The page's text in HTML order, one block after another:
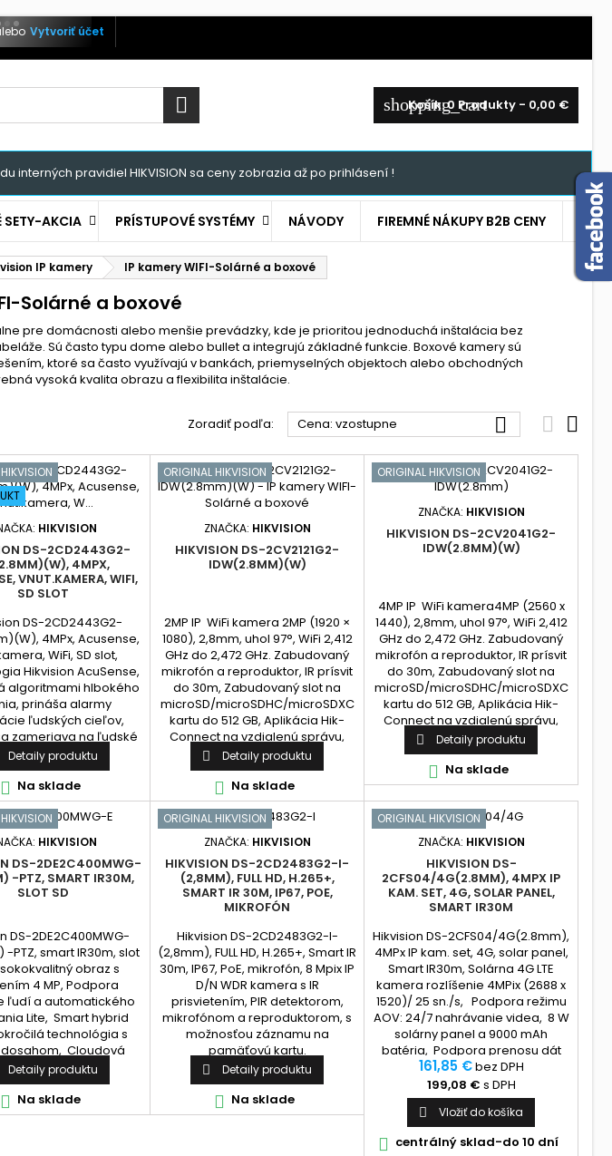
Vytvoriť účet
shopping_cart
Košík:0 Produkty - 0,00 €

interných pravidiel HIKVISION sa ceny zobrazia až po prihlásení !
SETY-AKCIA PRÍSTUPOVÉ SYSTÉMY NÁVODY FIREMNÉ NÁKUPY B2B CENY
IP kamery IP kamery WIFI-Solárné a boxové
Solárné a boxové
pre domácnosti alebo menšie prevádzky, kde je prioritou jednoduchá inštalácia bez
Sú často typu dome alebo bullet a integrujú základné funkcie. Boxové kamery sú
ktoré sa často využívajú v bankách, priemyselných objektoch alebo obchodných
vysoká kvalita obrazu a flexibilita inštalácie.
Zoradiť podľa: Cena: vzostupne   
HIKVISION
DS-2CD2443G2-
4MPX,
VNUT.KAMERA, WIFI,
SD SLOT
DS-2CD2443G2-
4MPx, Acusense,
WiFi, SD slot,
Hikvision AcuSense,
algoritmami hlbokého
prináša alarmy
ľudských cieľov,
zameriava na ľudské
čím výrazne zvyšuje
a efektivitu alarmov,
zobrazovanie s
4 MP, Jasné
zobrazenie...
Detaily produktu
 Na sklade
ORIGINAL HIKVISION
ZNAČKA: HIKVISION
HIKVISION DS-2CV2121G2-
IDW(2.8MM)(W)
2MP IP WiFi kamera 2MP (1920 ×
1080), 2,8mm, uhol 97°, WiFi 2,412
GHz do 2,472 GHz. Zabudovaný
mikrofón a reproduktor, IR prísvit
do 30m, Zabudovaný slot na
microSD/microSDHC/microSDXC
kartu do 512 GB, Aplikácia Hik-
Connect na vzdialenú správu,
nemá webové rozhranie!
 Detaily produktu
 Na sklade
ORIGINAL HIKVISION
ZNAČKA: HIKVISION
HIKVISION DS-2CV2041G2-
IDW(2.8MM)(W)
4MP IP WiFi kamera4MP (2560 x
1440), 2,8mm, uhol 97°, WiFi 2,412
GHz do 2,472 GHz. Zabudovaný
mikrofón a reproduktor, IR prísvit
do 30m, Zabudovaný slot na
microSD/microSDHC/microSDXC
kartu do 512 GB, Aplikácia Hik-
Connect na vzdialenú správu,
nemá webové rozhranie.
 Detaily produktu
 Na sklade
HIKVISION
DS-2DE2C400MWG-
-PTZ, SMART IR30M,
SLOT SD
DS-2DE2C400MWG-
-PTZ, smart IR30m, slot
obraz s
4 MP, Podpora
ľudí a automatického
Lite, Smart hybrid
technológia s
Cloudová
Connect a aplikácia
správu a
zariadení, Vstavaný
a reproduktor pre
Detaily produktu
 Na sklade
ORIGINAL HIKVISION
ZNAČKA: HIKVISION
HIKVISION DS-2CD2483G2-I-
(2,8MM), FULL HD, H.265+,
SMART IR 30M, IP67, POE,
MIKROFÓN
Hikvision DS-2CD2483G2-I-
(2,8mm), FULL HD, H.265+, Smart IR
30m, IP67, PoE, mikrofón, 8 Mpix IP
D/N WDR kamera s IR
prisvietením, PIR detektorom,
mikrofónom a reproduktorom, s
možnosťou záznamu na
pamäťovú kartu.
 Detaily produktu
 Na sklade
ORIGINAL HIKVISION
ZNAČKA: HIKVISION
HIKVISION DS-
2CFS04/4G(2.8MM), 4MPX IP
KAM. SET, 4G, SOLAR PANEL,
SMART IR30M
Hikvision DS-2CFS04/4G(2.8mm),
4MPx IP kam. set, 4G, solar panel,
Smart IR30m, Solárna 4G LTE
kamera rozlíšenie 4MPix (2688 x
1520)/ 25 sn./s, Podpora režimu
AOV: 24/7 nahrávanie videa, 8 W
solárny panel a 9000 mAh
batéria, Podpora prenosu dát
4G LTE, Smart Hybrid Light: 30 m
biele svetlo a IR, Detekcia pohybu
2.0: Podpora detekcie osôb a...
161,85 €bez DPH
199,08 € s DPH
 Vložiť do košíka
 centrálný sklad-do 10 dní